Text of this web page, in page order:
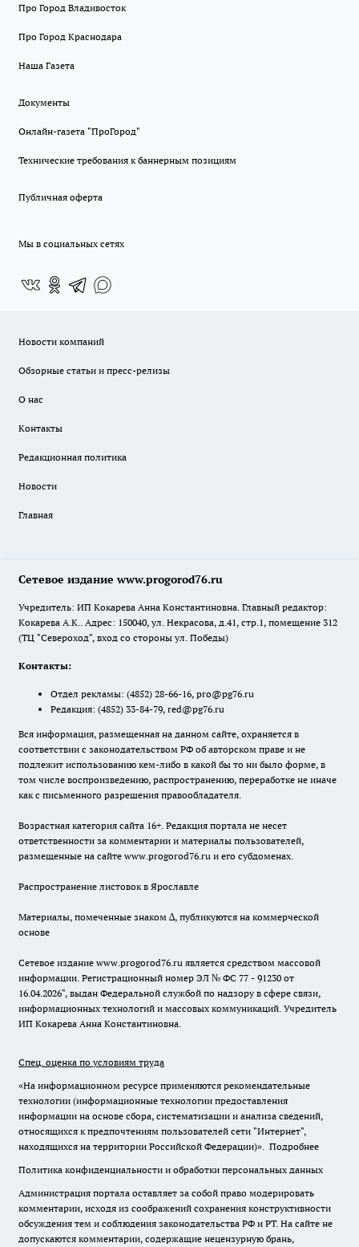
Про Город Владивосток
Про Город Краснодара
Наша Газета
Документы
Онлайн-газета "ПроГород"
Технические требования к баннерным позициям
Публичная оферта
Мы в социальных сетях
Новости компаний
Обзорные статьи и пресс-релизы
О нас
Контакты
Редакционная политика
Новости
Главная
Сетевое издание www.progorod76.ru
Учредитель: ИП Кокарева Анна Константиновна. Главный редактор:
Кокарева А.К.. Адрес: 150040, ул. Некрасова, д.41, стр.1, помещение 312
(ТЦ "Североход", вход со стороны ул. Победы)
Контакты:
Отдел рекламы: (4852) 28-66-16, pro@pg76.ru
Редакция: (4852) 33-84-79, red@pg76.ru
Вся информация, размещенная на данном сайте, охраняется в
соответствии с законодательством РФ об авторском праве и не
подлежит использованию кем-либо в какой бы то ни было форме, в
том числе воспроизведению, распространению, переработке не иначе
как с письменного разрешения правообладателя.
Возрастная категория сайта 16+. Редакция портала не несет
ответственности за комментарии и материалы пользователей,
размещенные на сайте www.progorod76.ru и его субдоменах.
Распространение листовок в Ярославле
Материалы, помеченные знаком ∆, публикуются на коммерческой
основе
Сетевое издание www.progorod76.ru является средством массовой
информации. Регистрационный номер ЭЛ № ФС 77 - 91230 от
16.04.2026", выдан Федеральной службой по надзору в сфере связи,
информационных технологий и массовых коммуникаций. Учредитель
ИП Кокарева Анна Константиновна.
Спец. оценка по условиям труда
«На информационном ресурсе применяются рекомендательные
технологии (информационные технологии предоставления
информации на основе сбора, систематизации и анализа сведений,
относящихся к предпочтениям пользователей сети "Интернет",
находящихся на территории Российской Федерации)». Подробнее
Политика конфиденциальности и обработки персональных данных
Администрация портала оставляет за собой право модерировать
комментарии, исходя из соображений сохранения конструктивности
обсуждения тем и соблюдения законодательства РФ и РТ. На сайте не
допускаются комментарии, содержащие нецензурную брань,